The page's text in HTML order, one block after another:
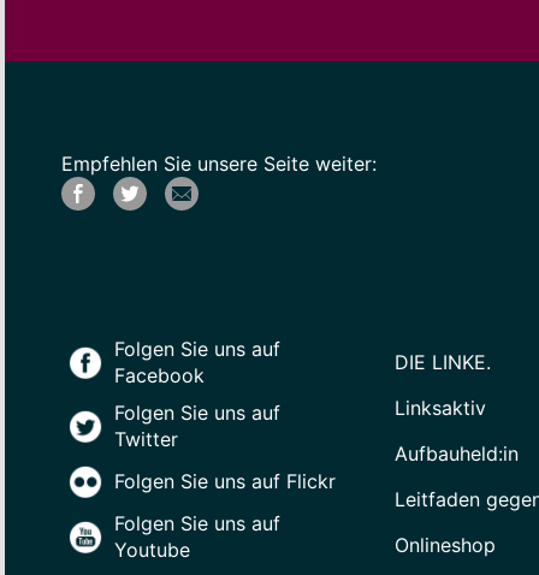
Empfehlen Sie unsere Seite weiter:
Folgen Sie uns auf
Facebook
Folgen Sie uns auf
Twitter
Folgen Sie uns auf Flickr
Folgen Sie uns auf
Youtube
DIE LINKE.
Linksaktiv
Aufbauheld:in
Leitfaden
Onlineshop